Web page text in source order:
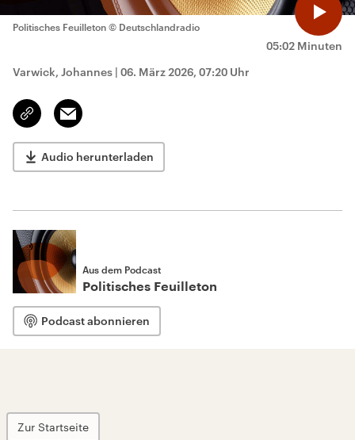
05:02 Minuten
Politisches Feuilleton © Deutschlandradio
Varwick, Johannes | 06. März 2026, 07:20 Uhr
Link
kopieren/teilen
Email
Audio herunterladen
Aus dem Podcast
Politisches Feuilleton
Podcast abonnieren
Zur Startseite